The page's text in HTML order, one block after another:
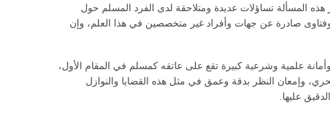
هذه المسألة تساؤلات عديدة ومتلاحقة لدى الفرد المسلم حول
وفتاوى صادرة عن جهات وأفراد غير متخصصين في هذا العلم، وإن
علمية وشرعية كبيرة تقع على عاتقه كمسلم في المقام الأول،
وإمعان النظر بدقة وعمق في مثل هذه القضايا والنوازل
عليها.